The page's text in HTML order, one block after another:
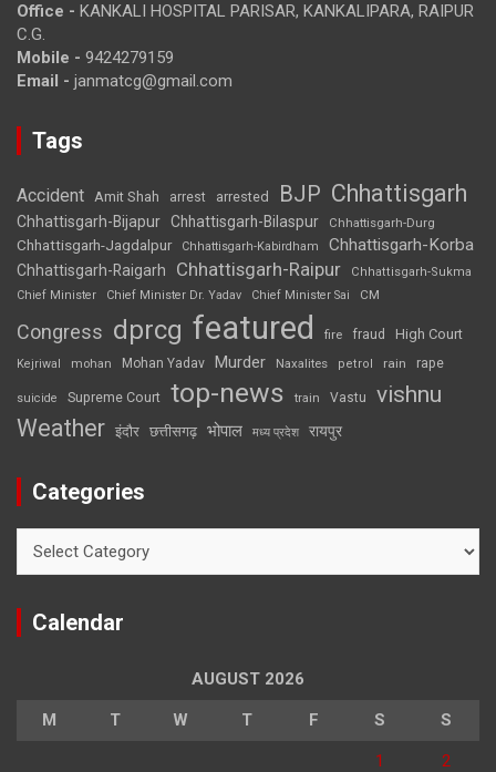
Office - KANKALI HOSPITAL PARISAR, KANKALIPARA, RAIPUR
C.G.
Mobile - 9424279159
Email - janmatcg@gmail.com
Tags
Accident Amit Shah arrest arrested BJP Chhattisgarh
Chhattisgarh-Bijapur Chhattisgarh-Bilaspur Chhattisgarh-Durg
Chhattisgarh-Jagdalpur Chhattisgarh-Kabirdham Chhattisgarh-Korba
Chhattisgarh-Raigarh Chhattisgarh-Raipur
Chhattisgarh-Sukma
Chief Minister
Chief Minister Dr. Yadav Chief Minister Sai CM
Congress dprcg featured fire fraud High Court
Kejriwal mohan Mohan Yadav Murder Naxalites petrol rain rape
suicide Supreme Court top-news train Vastu vishnu
Weather इंदौर छत्तीसगढ़ भोपाल मध्य प्रदेश रायपुर
Categories
Calendar
AUGUST 2026
M T W T F S S
1 2